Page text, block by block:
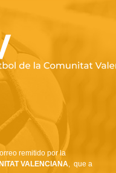
remitido por la
VALENCIANA, que a